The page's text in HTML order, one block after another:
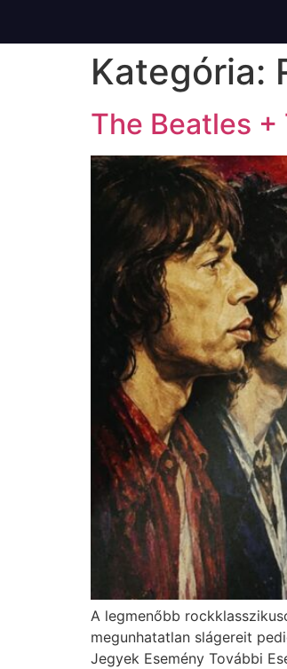
Kategória:
The Beatles
A legmenőbb
megunhatatlan slágereit
Jegyek Esemény További